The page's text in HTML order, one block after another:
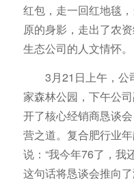
红包，走一回红地毯
原的身影，走出了农
生态公司的人文情怀。
3月21日上午，公
家森林公园，下午公
开了核心经销商恳谈
营之道。复合肥行业
说：“我今年76了，我
这句话将恳谈会推向